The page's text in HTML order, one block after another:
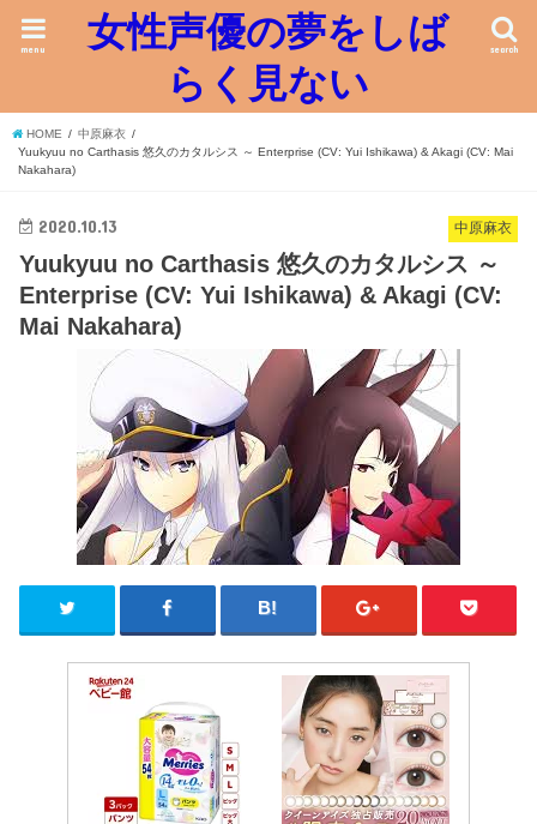
女性声優の夢をしば
らく見ない
search
menu
HOME
中原麻衣
Yuukyuu no Carthasis 悠久のカタルシス ～ Enterprise (CV: Yui Ishikawa) & Akagi (CV: Mai
Nakahara)
中原麻衣
2020.10.13
Yuukyuu no Carthasis 悠久のカタルシス ～
Enterprise (CV: Yui Ishikawa) & Akagi (CV:
Mai Nakahara)